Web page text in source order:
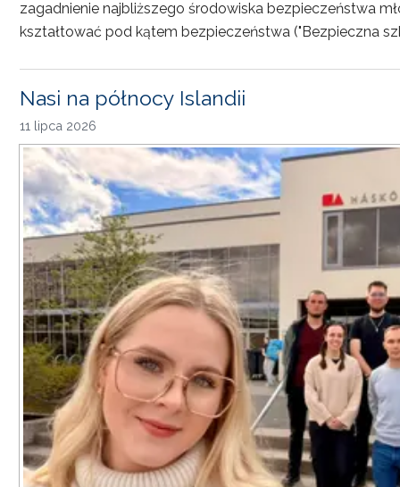
zagadnienie najbliższego środowiska bezpieczeństwa
kształtować pod kątem bezpieczeństwa ("Bezpieczna
Nasi na północy Islandii
11 lipca 2026